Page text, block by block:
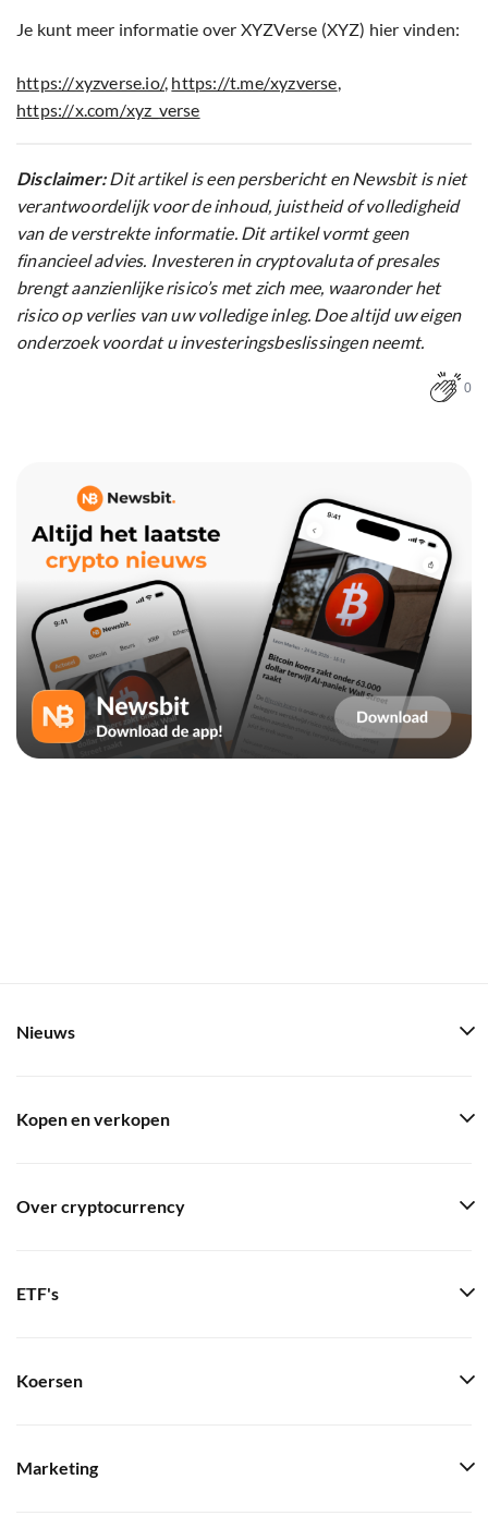
Je kunt meer informatie over XYZVerse (XYZ) hier vinden:
https://xyzverse.io/, https://t.me/xyzverse,
https://x.com/xyz_verse
Disclaimer:Dit artikel is een persbericht en Newsbit is niet
verantwoordelijk voor de inhoud, juistheid of volledigheid
van de verstrekte informatie. Dit artikel vormt geen
financieel advies. Investeren in cryptovaluta of presales
brengt aanzienlijke risico’s met zich mee, waaronder het
risico op verlies van uw volledige inleg. Doe altijd uw eigen
onderzoek voordat u investeringsbeslissingen neemt.
0
Nieuws
Kopen en verkopen
Over cryptocurrency
ETF's
Koersen
Marketing